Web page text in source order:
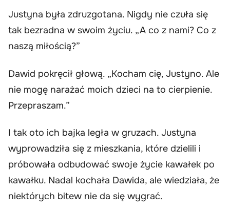
Justyna była zdruzgotana. Nigdy nie czuła się
tak bezradna w swoim życiu. „A co z nami? Co z
naszą miłością?”
Dawid pokręcił głową. „Kocham cię, Justyno. Ale
nie mogę narażać moich dzieci na to cierpienie.
Przepraszam.”
I tak oto ich bajka legła w gruzach. Justyna
wyprowadziła się z mieszkania, które dzielili i
próbowała odbudować swoje życie kawałek po
kawałku. Nadal kochała Dawida, ale wiedziała, że
niektórych bitew nie da się wygrać.